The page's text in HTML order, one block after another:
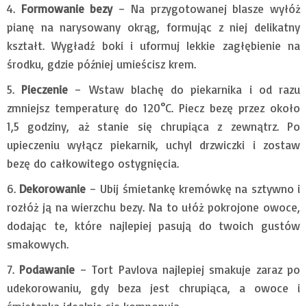
Formowanie bezy– Na przygotowanej blasze wyłóż
pianę na narysowany okrąg, formując z niej delikatny
kształt. Wygładź boki i uformuj lekkie zagłębienie na
środku, gdzie później umieścisz krem.
Pieczenie – Wstaw blachę do piekarnika i od razu
zmniejsz temperaturę do 120°C. Piecz bezę przez około
1,5 godziny, aż stanie się chrupiąca z zewnątrz. Po
upieczeniu wyłącz piekarnik, uchyl drzwiczki i zostaw
bezę do całkowitego ostygnięcia.
Dekorowanie – Ubij śmietankę kremówkę na sztywno i
rozłóż ją na wierzchu bezy. Na to ułóż pokrojone owoce,
dodając te, które najlepiej pasują do twoich gustów
smakowych.
Podawanie – Tort Pavlova najlepiej smakuje zaraz po
udekorowaniu, gdy beza jest chrupiąca, a owoce i